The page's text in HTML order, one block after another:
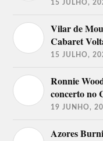
15 JULHO,
Vilar de
Cabaret
15 JULHO,
Ronnie
concerto no
19 JUNHO,
Azores